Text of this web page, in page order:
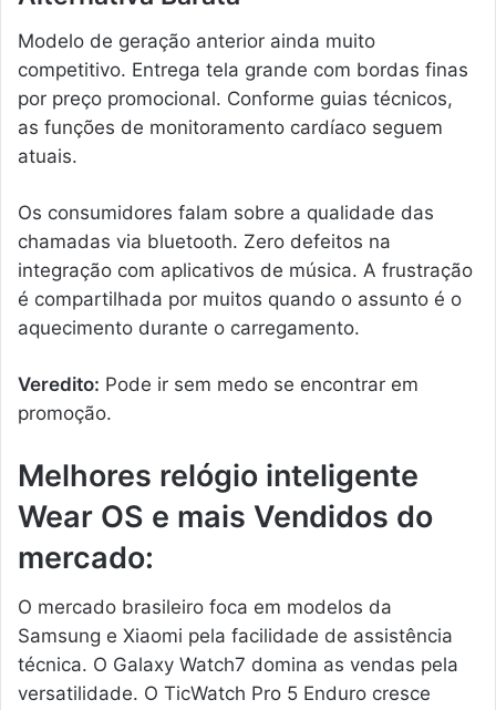
Modelo de geração anterior ainda muito
competitivo. Entrega tela grande com bordas finas
por preço promocional. Conforme guias técnicos,
as funções de monitoramento cardíaco seguem
atuais.
Os consumidores falam sobre a qualidade das
chamadas via bluetooth. Zero defeitos na
integração com aplicativos de música. A frustração
é compartilhada por muitos quando o assunto é o
aquecimento durante o carregamento.
Veredito: Pode ir sem medo se encontrar em
promoção.
Melhores relógio inteligente
Wear OS e mais Vendidos do
mercado:
O mercado brasileiro foca em modelos da
Samsung e Xiaomi pela facilidade de assistência
técnica. O Galaxy Watch7 domina as vendas pela
versatilidade. O TicWatch Pro 5 Enduro cresce